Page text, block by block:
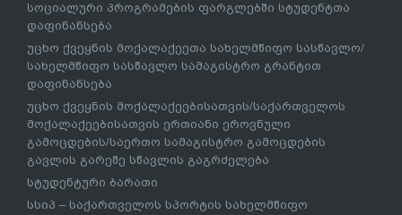
სოციალური პროგრამების ფარგლებში სტუდენტთა
დაფინანსება
უცხო ქვეყნის მოქალაქეეთა სახელმწიფო სასწავლო/
სახელმწიფო სასწავლო სამაგისტრო გრანტით
დაფინანსება
უცხო ქვეყნის მოქალაქეებისათვის/საქართველოს
მოქალაქეებისათვის ერთიანი ეროვნული
გამოცდების/საერთო სამაგისტრო გამოცდების
გავლის გარეშე სწავლის გაგრძელება
სტუდენტური ბარათი
სსიპ – საქართველოს სპორტის სახელმწიფო